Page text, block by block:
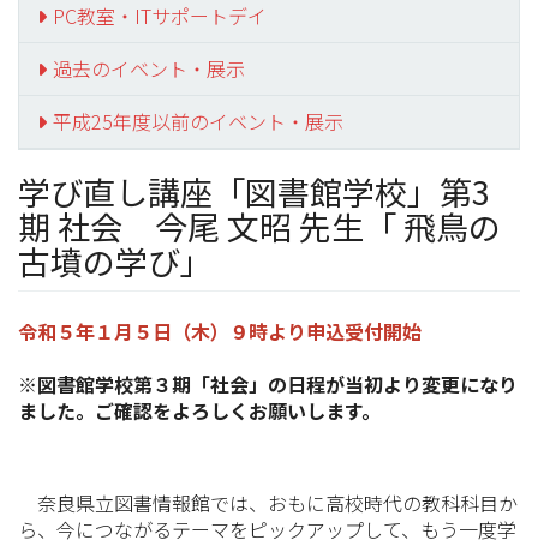
PC教室・ITサポートデイ
過去のイベント・展示
平成25年度以前のイベント・展示
学び直し講座「図書館学校」第3
期 社会 今尾 文昭 先生「 飛鳥の
古墳の学び」
令和５年１月５日（木）９時より申込受付開始
※図書館学校第３期「社会」の日程が当初より変更になり
ました。ご確認をよろしくお願いします。
奈良県立図書情報館では、おもに高校時代の教科科目か
ら、今につながるテーマをピックアップして、もう一度学